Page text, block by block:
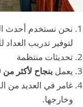
نحن نستخدم أحدث
لتوفير تدريب العداد
تحديثات منتظمة
يعمل بنجاح لأكثر من 20 عامًا
غامر في العديد من
وخارجها.